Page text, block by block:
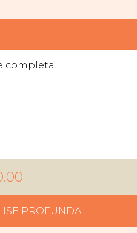
completa!
PROFUNDA